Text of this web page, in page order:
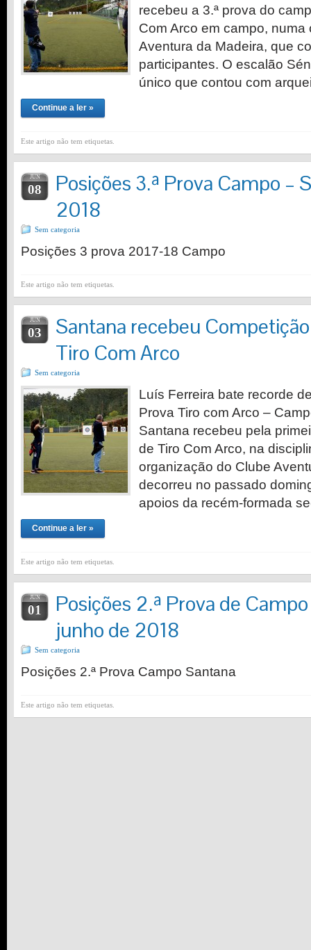
recebeu a 3.ª prova do
Com Arco em campo,
Aventura da Madeira, que
participantes. O escalão
único que contou com
Continue a ler »
Este artigo não tem etiquetas.
JUN
08
Posições 3.ª Prova Campo –
2018
Sem categoria
Posições 3 prova 2017-18 Campo
Este artigo não tem etiquetas.
JUN
03
Santana recebeu
Tiro Com Arco
Sem categoria
Luís Ferreira bate recorde
Prova Tiro com Arco –
Santana recebeu pela
de Tiro Com Arco, na
organização do Clube
decorreu no passado
apoios da recém-formada
Continue a ler »
Este artigo não tem etiquetas.
JUN
01
Posições 2.ª Prova de
junho de 2018
Sem categoria
Posições 2.ª Prova Campo Santana
Este artigo não tem etiquetas.